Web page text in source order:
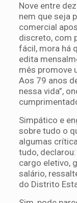
Nove entre
nem que seja
comercial
discreto, com
fácil, mora há
edita
mês promove
Aos 79 anos
nessa vida”,
Simpático e
sobre tudo o
algumas
tudo,
cargo eletivo,
salário,
do Distrito